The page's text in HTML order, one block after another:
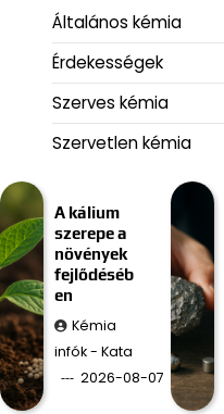
Általános kémia
Érdekességek
Szerves kémia
Szervetlen kémia
A kálium
szerepe a
növények
fejlődéséb
en
Kémia
infók - Kata
2026-08-07